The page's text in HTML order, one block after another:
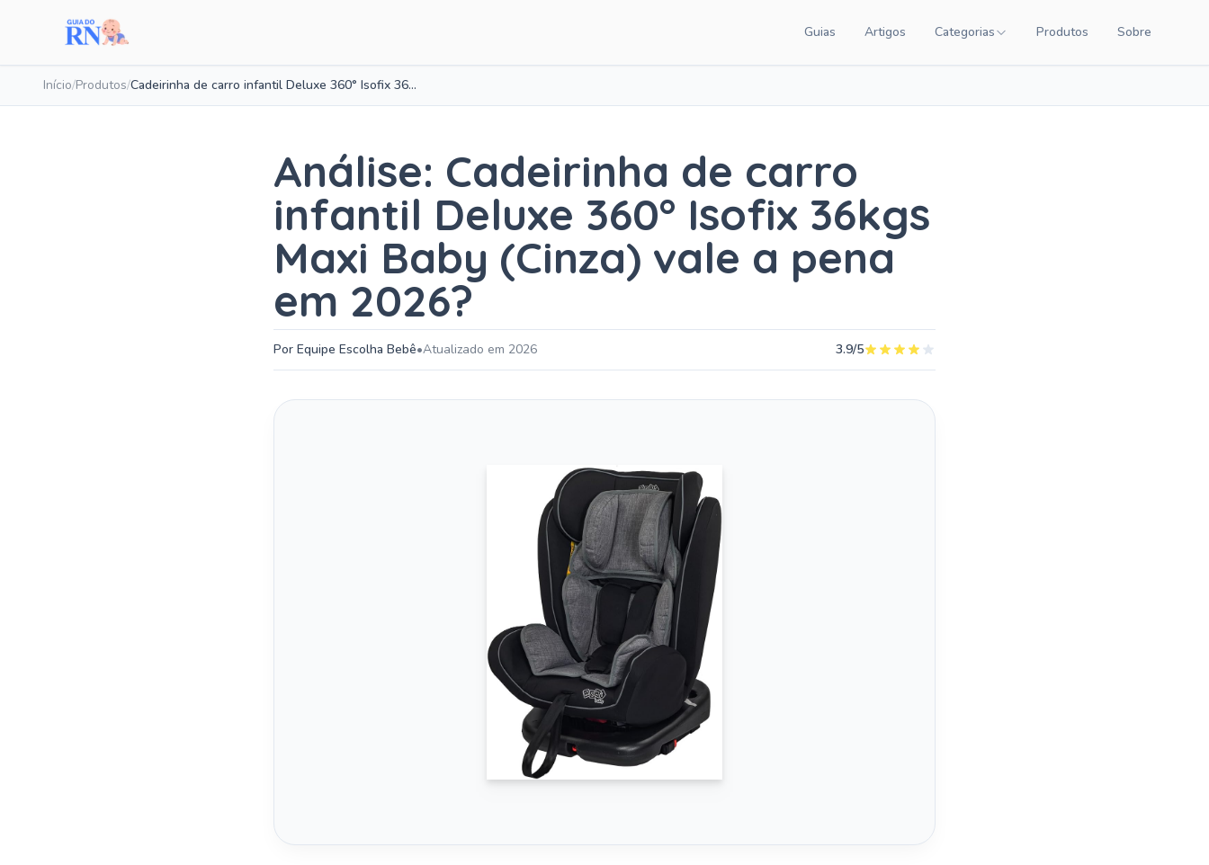
Guias Artigos Categorias
Guias para pais
Recém-nascido
Desenvolvimento
Sono do bebê
Alimentação
Carrinhos de Bebê
Produtos Sobre
Início/Produtos/ Cadeirinha de carro infantil Deluxe 360° Isofix 36kgs Maxi Baby (Cinza)
Análise: Cadeirinha de carro
infantil Deluxe 360° Isofix 36kgs
Maxi Baby (Cinza) vale a pena
em 2026?
Por Equipe Escolha Bebê•Atualizado em 2026 3.9/5